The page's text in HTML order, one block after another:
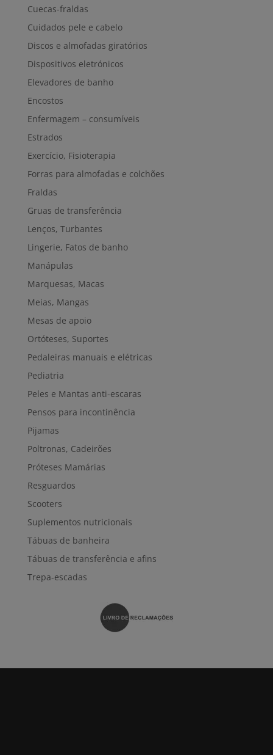
Cuecas-fraldas
Cuidados pele e cabelo
Discos e almofadas giratórios
Dispositivos eletrónicos
Elevadores de banho
Encostos
Enfermagem – consumíveis
Estrados
Exercício, Fisioterapia
Forras para almofadas e colchões
Fraldas
Gruas de transferência
Lenços, Turbantes
Lingerie, Fatos de banho
Manápulas
Marquesas, Macas
Meias, Mangas
Mesas de apoio
Ortóteses, Suportes
Pedaleiras manuais e elétricas
Pediatria
Peles e Mantas anti-escaras
Pensos para incontinência
Pijamas
Poltronas, Cadeirões
Próteses Mamárias
Resguardos
Scooters
Suplementos nutricionais
Tábuas de banheira
Tábuas de transferência e afins
Trepa-escadas